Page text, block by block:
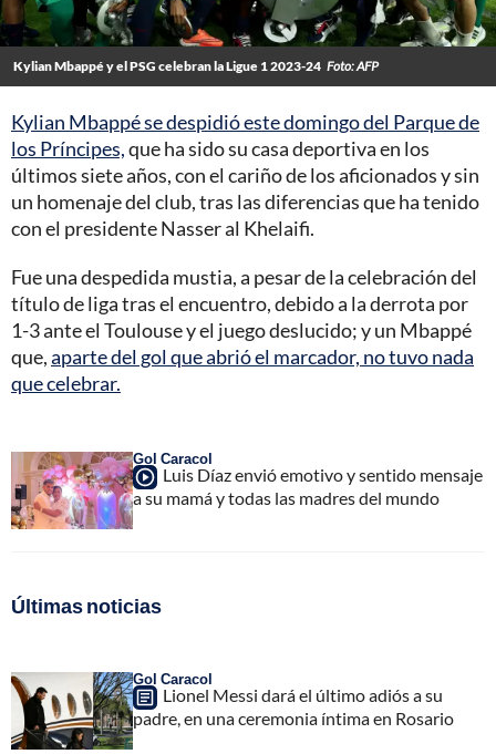
Kylian Mbappé y el PSG celebran la Ligue 1 2023-24 Foto: AFP
Kylian Mbappé se despidió este domingo del Parque de
los Príncipes,que ha sido su casa deportiva en los
últimos siete años, con el cariño de los aficionados y sin
un homenaje del club, tras las diferencias que ha tenido
con el presidente Nasser al Khelaifi.
Fue una despedida mustia, a pesar de la celebración del
título de liga tras el encuentro, debido a la derrota por
1-3 ante el Toulouse y el juego deslucido; y un Mbappé
que,aparte del gol que abrió el marcador, no tuvo nada
que celebrar.
Gol Caracol
Luis Díaz envió emotivo y sentido mensaje
a su mamá y todas las madres del mundo
Últimas noticias
Gol Caracol
Lionel Messi dará el último adiós a su
padre, en una ceremonia íntima en Rosario